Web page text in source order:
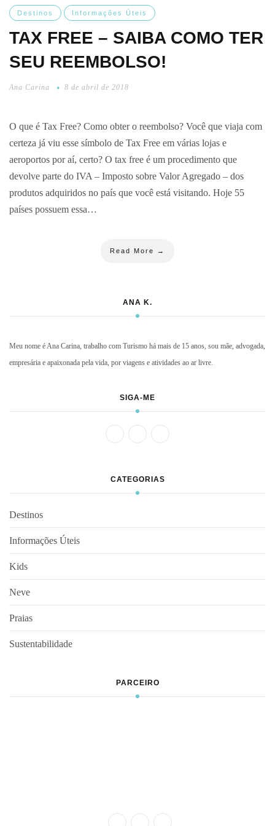
Destinos Informações Úteis
TAX FREE – SAIBA COMO TER
SEU REEMBOLSO!
Ana Carina 8 de abril de 2018
O que é Tax Free? Como obter o reembolso? Você que viaja com
certeza já viu esse símbolo de Tax Free em várias lojas e
aeroportos por aí, certo? O tax free é um procedimento que
devolve parte do IVA – Imposto sobre Valor Agregado – dos
produtos adquiridos no país que você está visitando. Hoje 55
países possuem essa…
Read More →
ANA K.
Meu nome é Ana Carina, trabalho com Turismo há mais de 15 anos, sou mãe, advogada,
empresária e apaixonada pela vida, por viagens e atividades ao ar livre.
SIGA-ME
CATEGORIAS
Destinos
Informações Úteis
Kids
Neve
Praias
Sustentabilidade
PARCEIRO